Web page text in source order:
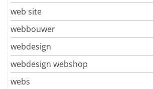
web site
webbouwer
webdesign
webdesign webshop
webs